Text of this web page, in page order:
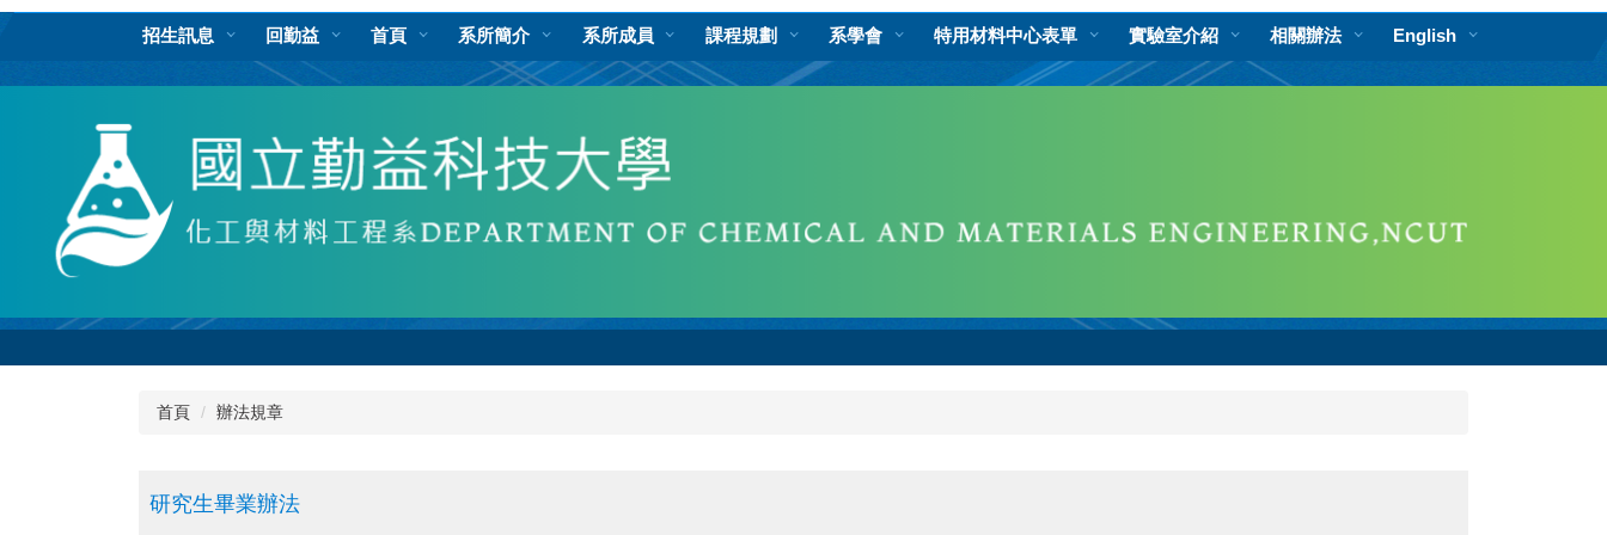
跳
要
招生訊息 回勤益 首頁 系所簡介 系所成員 課程規劃 系學會 特用材料中心表單 實驗室介紹 相關辦法 English
首頁 辦法規章
研究生畢業辦法